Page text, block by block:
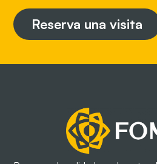
Reserva una visita